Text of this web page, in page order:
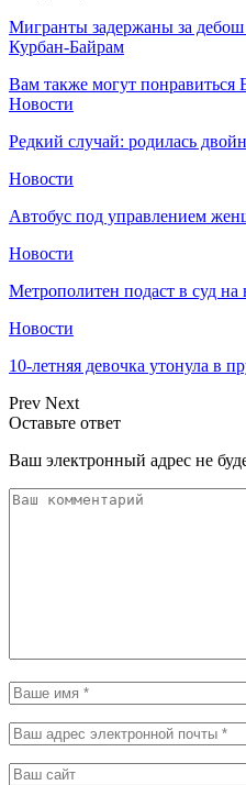
Мигранты задержаны за
Курбан-Байрам
Вам также могут понравиться
Новости
Редкий случай: родилась
Новости
Автобус под управлением
Новости
Метрополитен подаст в суд
Новости
10-летняя девочка утонула в
Prev Next
Оставьте ответ
Ваш электронный адрес не